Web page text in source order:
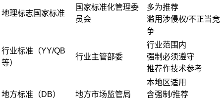
地理标志国家标准
国家标准化管理委
员会
多为推荐
滥用涉侵权/不正当竞
争
行业标准（YY/QB
等）
行业主管部委
行业范围内
强制必须遵守
推荐作技术参考
地方标准（DB） 地方市场监管局
本地区适用
含强制/推荐